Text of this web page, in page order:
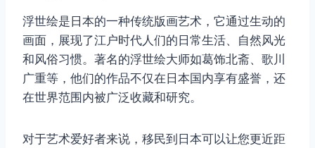
浮世绘是日本的一种传统版画艺术，它通过生动的
画面，展现了江户时代人们的日常生活、自然风光
和风俗习惯。著名的浮世绘大师如葛饰北斋、歌川
广重等，他们的作品不仅在日本国内享有盛誉，还
在世界范围内被广泛收藏和研究。
对于艺术爱好者来说，移民到日本可以让您更近距